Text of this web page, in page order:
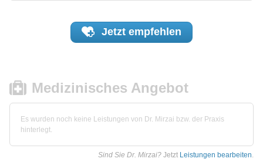
Jetzt empfehlen
Medizinisches Angebot
Es wurden noch keine Leistungen von Dr. Mirzai bzw. der Praxis
hinterlegt.
Sind Sie Dr. Mirzai? Jetzt Leistungen bearbeiten.